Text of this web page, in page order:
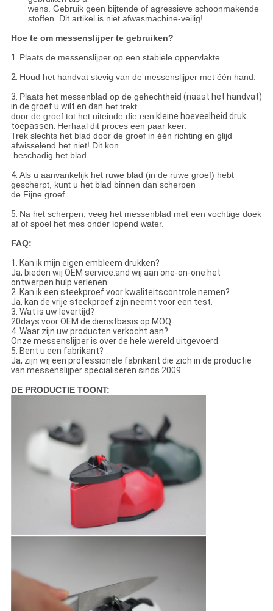
wens. Gebruik geen bijtende of agressieve schoonmakende
stoffen. Dit artikel is niet afwasmachine-veilig!
Hoe te om messenslijper te gebruiken?
1. Plaats de messenslijper op een stabiele oppervlakte.
2. Houd het handvat stevig van de messenslijper met één hand.
3. Plaats het messenblad op de gehechtheid (naast het handvat)
in de groef u wilt en dan het trekt
door de groef tot het uiteinde die een kleine hoeveelheid druk
toepassen. Herhaal dit proces een paar keer.
Trek slechts het blad door de groef in één richting en glijd
afwisselend het niet! Dit kon
beschadig het blad.
4. Als u aanvankelijk het ruwe blad (in de ruwe groef) hebt
gescherpt, kunt u het blad binnen dan scherpen
de Fijne groef.
5. Na het scherpen, veeg het messenblad met een vochtige doek
af of spoel het mes onder lopend water.
FAQ:
1. Kan ik mijn eigen embleem drukken?
Ja, bieden wij OEM service.and wij aan one-on-one het
ontwerpen hulp verlenen.
2. Kan ik een steekproef voor kwaliteitscontrole nemen?
Ja, kan de vrije steekproef zijn neemt voor een test.
3. Wat is uw levertijd?
20days voor OEM de dienstbasis op MOQ
4. Waar zijn uw producten verkocht aan?
Onze messenslijper is over de hele wereld uitgevoerd.
5. Bent u een fabrikant?
Ja, zijn wij een professionele fabrikant die zich in de productie
van messenslijper specialiseren sinds 2009.
DE PRODUCTIE TOONT: